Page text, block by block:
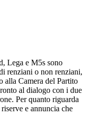
Lega e M5s sono
renziani o non renziani,
alla Camera del Partito
al dialogo con i due
Per quanto riguarda
e annuncia che